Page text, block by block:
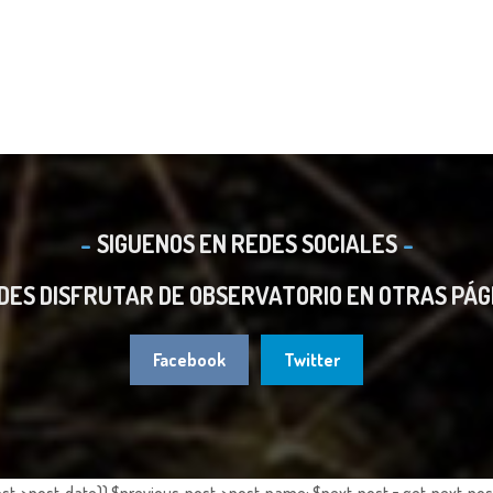
SIGUENOS EN REDES SOCIALES
DISFRUTAR DE OBSERVATORIO EN OTRAS
Facebook Twitter